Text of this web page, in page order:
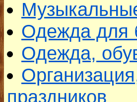
Одежда для
Одежда,
праздников